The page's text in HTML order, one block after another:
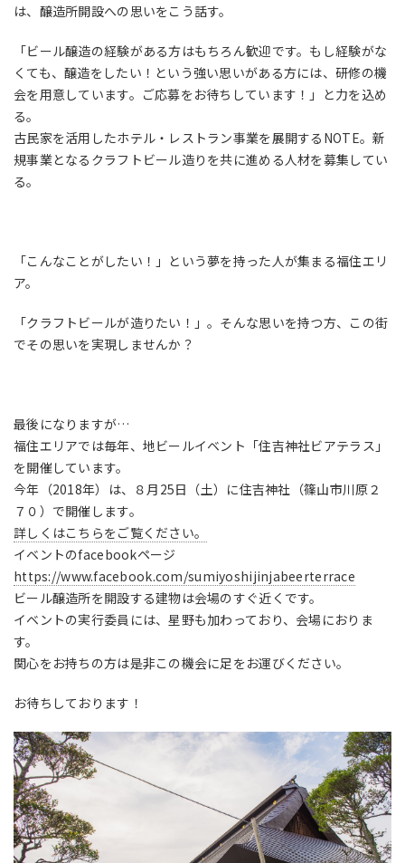
は、醸造所開設への思いをこう話す。
「ビール醸造の経験がある方はもちろん歓迎です。もし経験がな
くても、醸造をしたい！という強い思いがある方には、研修の機
会を用意しています。ご応募をお待ちしています！」と力を込め
る。
古民家を活用したホテル・レストラン事業を展開するNOTE。新
規事業となるクラフトビール造りを共に進める人材を募集してい
る。
「こんなことがしたい！」という夢を持った人が集まる福住エリ
ア。
「クラフトビールが造りたい！」。そんな思いを持つ方、この街
でその思いを実現しませんか？
最後になりますが…
福住エリアでは毎年、地ビールイベント「住吉神社ビアテラス」
を開催しています。
今年（2018年）は、８月25日（土）に住吉神社（篠山市川原２
７０）で開催します。
詳しくはこちらをご覧ください。
イベントのfacebookページ
https://www.facebook.com/sumiyoshijinjabeerterrace
ビール醸造所を開設する建物は会場のすぐ近くです。
イベントの実行委員には、星野も加わっており、会場におりま
す。
関心をお持ちの方は是非この機会に足をお運びください。
お待ちしております！